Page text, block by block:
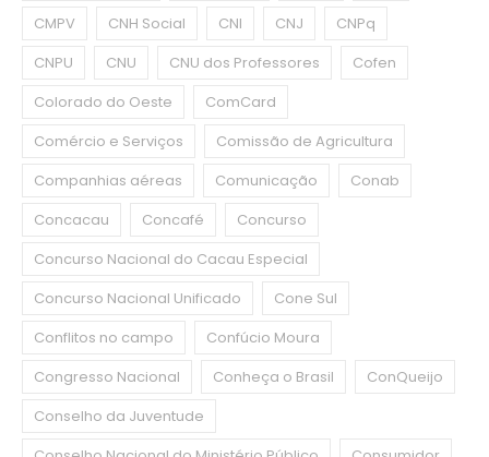
CMPV
CNH Social CNI CNJ
CNPq
CNPU
CNU CNU dos Professores
Cofen
Colorado do Oeste
ComCard
Comércio e Serviços
Comissão de Agricultura
Companhias aéreas
Comunicação
Conab
Concacau
Concafé
Concurso
Concurso Nacional do Cacau Especial
Concurso Nacional Unificado
Cone Sul
Conflitos no campo
Confúcio Moura
Congresso Nacional
Conheça o Brasil
ConQueijo
Conselho da Juventude